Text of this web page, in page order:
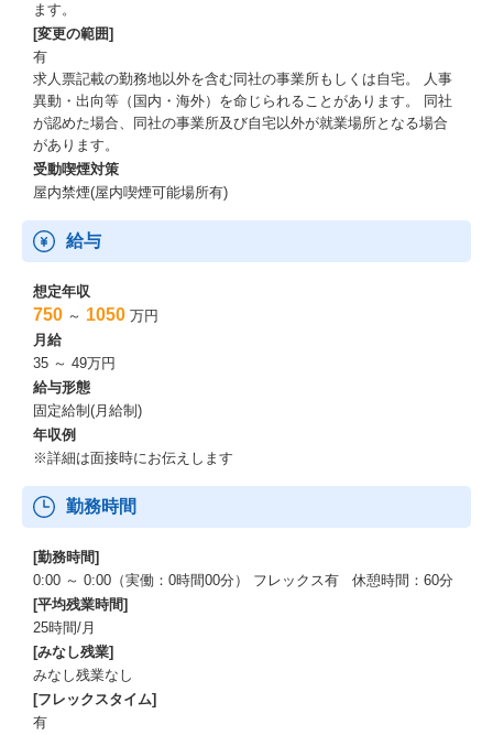
ます。
[変更の範囲]
有
求人票記載の勤務地以外を含む同社の事業所もしくは自宅。 人事
異動・出向等（国内・海外）を命じられることがあります。 同社
が認めた場合、同社の事業所及び自宅以外が就業場所となる場合
があります。
受動喫煙対策
屋内禁煙(屋内喫煙可能場所有)
給与
想定年収
750 ～ 1050 万円
月給
35 ～ 49万円
給与形態
固定給制(月給制)
年収例
※詳細は面接時にお伝えします
勤務時間
[勤務時間]
0:00 ～ 0:00（実働：0時間00分） フレックス有 休憩時間：60分
[平均残業時間]
25時間/月
[みなし残業]
みなし残業なし
[フレックスタイム]
有